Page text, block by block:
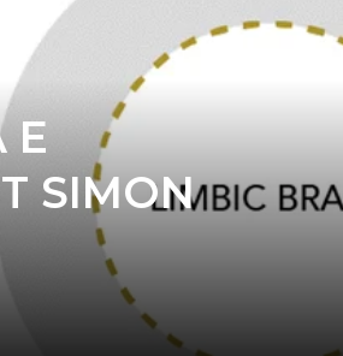
E
SIMON